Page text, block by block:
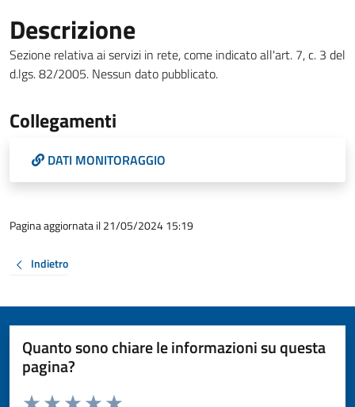
Descrizione
Sezione relativa ai servizi in rete, come indicato all'art. 7, c. 3 del
d.lgs. 82/2005. Nessun dato pubblicato.
Collegamenti
DATI MONITORAGGIO
Pagina aggiornata il 21/05/2024 15:19
Indietro
Quanto sono chiare le informazioni su questa
pagina?
Valuta da 1 a 5 stelle la pagina